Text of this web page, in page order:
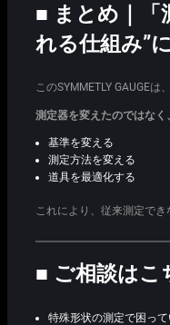
■ まとめ｜「
れる仕組み”
このSYMMETLY GAUGEは、
測定器を変えたのではなく
基準を変える
測定方法を変える
道具を最適化する
これにより、従来測定でき
■ ご相談はこ
特殊形状の測定で困って